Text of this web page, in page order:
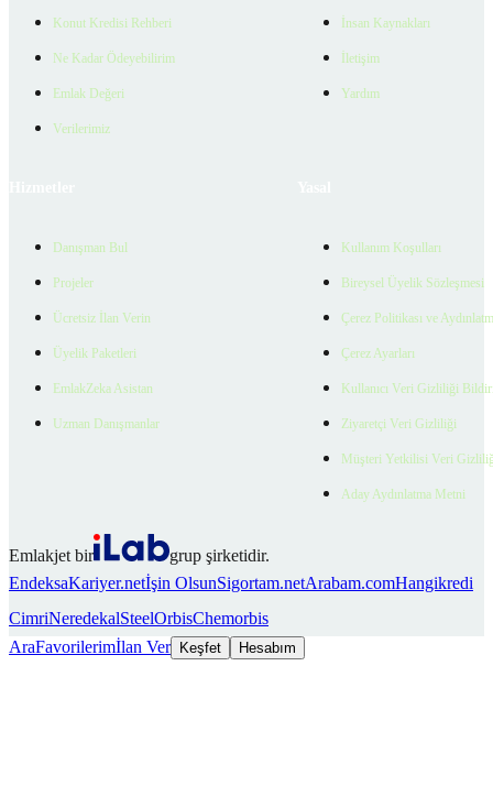
Konut Kredisi Rehberi
Ne Kadar Ödeyebilirim
Emlak Değeri
Verilerimiz
İnsan Kaynakları
İletişim
Yardım
Danışman Bul
Projeler
Ücretsiz İlan Verin
Üyelik Paketleri
EmlakZeka Asistan
Uzman Danışmanlar
Kullanım Koşulları
Bireysel Üyelik Sözleşmesi
Çerez Politikası ve
Çerez Ayarları
Kullanıcı Veri Gizliliği
Ziyaretçi Veri Gizliliği
Müşteri Yetkilisi Veri
Aday Aydınlatma Metni
Emlakjet bir
grup şirketidir.
EndeksaKariyer.netİşin OlsunSigortam.netArabam.comHangikredi
CimriNeredekalSteelOrbisChemorbis
AraFavorilerimİlan Ver Keşfet Hesabım